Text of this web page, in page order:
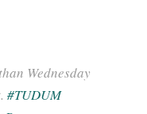
Wednesday
#TUDUM